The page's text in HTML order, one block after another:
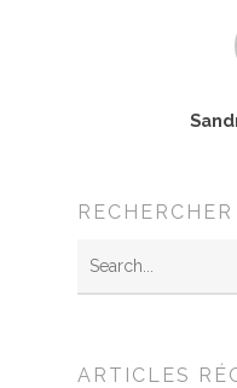
RECHERCHER
ARTICLES